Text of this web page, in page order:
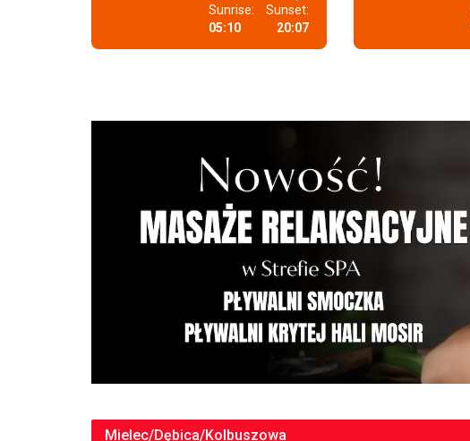
Sunrise:
05:10
Sunset:
20:07
Mielec/Dębica/Kolbuszowa